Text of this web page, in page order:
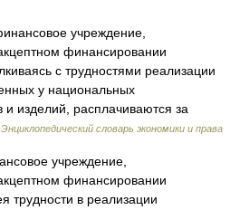
учреждение,
финансировании
с трудностями реализации
у национальных
и изделий, расплачиваются за
Энциклопедический словарь экономики и права
учреждение,
финансировании
трудности в реализации